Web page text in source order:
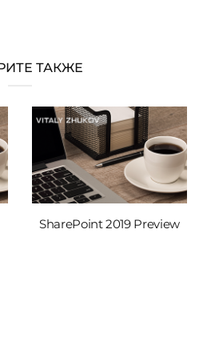
ТАКЖЕ
SharePoint 2019 Preview